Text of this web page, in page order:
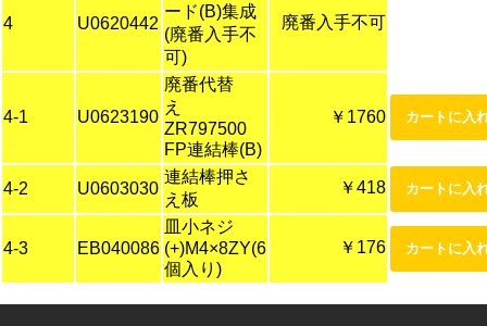
4 U0620442
ード(B)集成
(廃番入手不
可)
廃番入手不可
4-1 U0623190
廃番代替
え
ZR797500
FP連結棒(B)
￥1760
4-2 U0603030
連結棒押さ
え板
￥418
4-3 EB040086
皿小ネジ
(+)M4×8ZY(6
個入り)
￥176